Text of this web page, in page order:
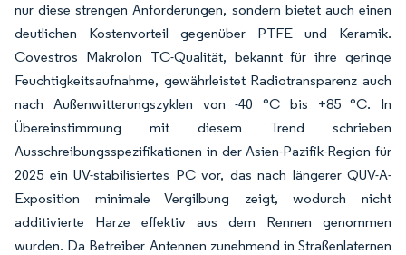
nur diese strengen Anforderungen, sondern bietet auch einen
deutlichen Kostenvorteil gegenüber PTFE und Keramik.
Covestros Makrolon TC-Qualität, bekannt für ihre geringe
Feuchtigkeitsaufnahme, gewährleistet Radiotransparenz auch
nach Außenwitterungszyklen von -40 °C bis +85 °C. In
Übereinstimmung mit diesem Trend schrieben
Ausschreibungsspezifikationen in der Asien-Pazifik-Region für
2025 ein UV-stabilisiertes PC vor, das nach längerer QUV-A-
Exposition minimale Vergilbung zeigt, wodurch nicht
additivierte Harze effektiv aus dem Rennen genommen
wurden. Da Betreiber Antennen zunehmend in Straßenlaternen